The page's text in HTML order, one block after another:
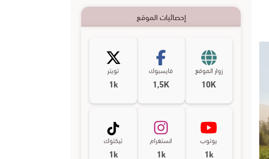
إحصائيات الموقع
زوار الموقع
10K
فايسبوك
1,5K
تويتر
1k
يوتوب
1k
انستغرام
1k
تيكتوك
1k